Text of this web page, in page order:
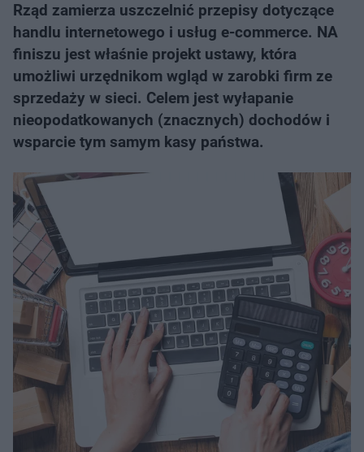
Rząd zamierza uszczelnić przepisy dotyczące
handlu internetowego i usług e-commerce. NA
finiszu jest właśnie projekt ustawy, która
umożliwi urzędnikom wgląd w zarobki firm ze
sprzedaży w sieci. Celem jest wyłapanie
nieopodatkowanych (znacznych) dochodów i
wsparcie tym samym kasy państwa.